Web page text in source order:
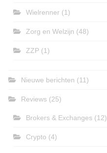
Wielrenner (1)
Zorg en Welzijn (48)
ZZP (1)
Nieuwe berichten (11)
Reviews (25)
Brokers & Exchanges (12)
Crypto (4)